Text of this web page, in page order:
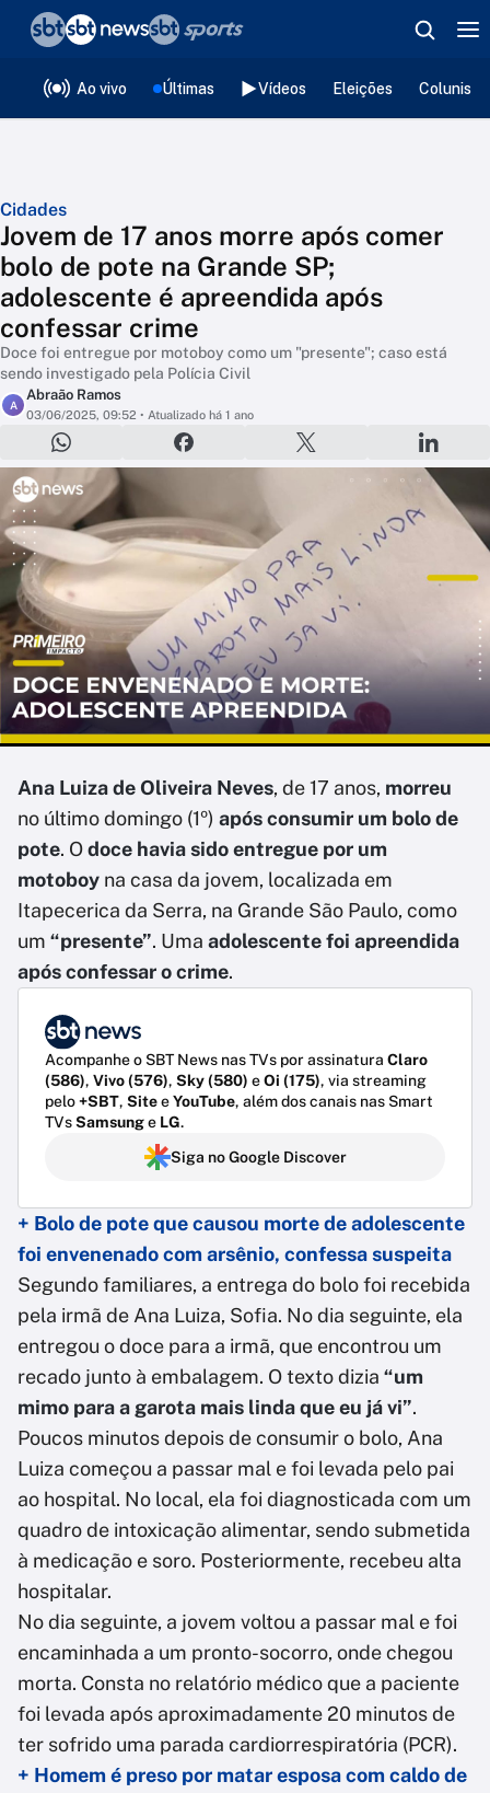
Ao vivo Últimas Vídeos Eleições
Cidades
Jovem de 17 anos morre após comer
bolo de pote na Grande SP;
adolescente é apreendida após
confessar crime
Doce foi entregue por motoboy como um "presente"; caso está
sendo investigado pela Polícia Civil
A
Abraão Ramos
03/06/2025, 09:52 • Atualizado há 1 ano
Ana Luiza de Oliveira Neves, de 17 anos, morreu
no último domingo (1º) após consumir um bolo de
pote. Odoce havia sido entregue por um
motoboy na casa da jovem, localizada em
Itapecerica da Serra, na Grande São Paulo, como
um “presente”. Uma adolescente foi apreendida
após confessar o crime.
Acompanhe o SBT News nas TVs por assinatura Claro
(586), Vivo (576), Sky (580) eOi (175), via streaming
pelo+SBT, SiteeYouTube, além dos canais nas Smart
TVsSamsunge LG.
Siga no Google Discover
+ Bolo de pote que causou morte de adolescente
foi envenenado com arsênio, confessa suspeita
Segundo familiares, a entrega do bolo foi recebida
pela irmã de Ana Luiza, Sofia. No dia seguinte, ela
entregou o doce para a irmã, que encontrou um
recado junto à embalagem. O texto dizia “um
mimo para a garota mais linda que eu já vi”.
Poucos minutos depois de consumir o bolo, Ana
Luiza começou a passar mal e foi levada pelo pai
ao hospital. No local, ela foi diagnosticada com um
quadro de intoxicação alimentar, sendo submetida
à medicação e soro. Posteriormente, recebeu alta
hospitalar.
No dia seguinte, a jovem voltou a passar mal e foi
encaminhada a um pronto-socorro, onde chegou
morta. Consta no relatório médico que a paciente
foi levada após aproximadamente 20 minutos de
ter sofrido uma parada cardiorrespiratória (PCR).
+ Homem é preso por matar esposa com caldo de
❮voltar
Editorias